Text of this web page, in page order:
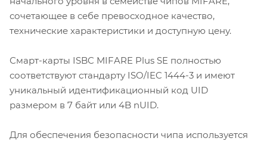
сочетающее в себе превосходное качество,
технические характеристики и доступную цену.
Смарт-карты ISBC MIFARE Plus SE полностью
соответствуют стандарту ISO/IEC 1444-3 и имеют
уникальный идентификационный код UID
размером в 7 байт или 4B nUID.
Для обеспечения безопасности чипа используется